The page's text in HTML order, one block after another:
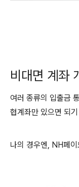
비대면 계좌
여러 종류의 입출금
협계좌만 있으면 되
나의 경우엔, NH페